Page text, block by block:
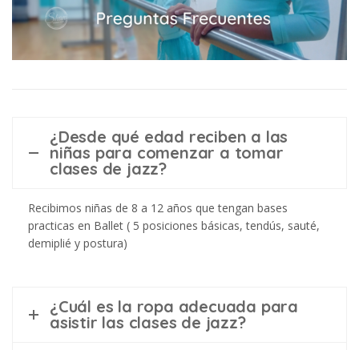
¿Desde qué edad reciben a las
niñas para comenzar a tomar
clases de jazz?
Recibimos niñas de 8 a 12 años que tengan bases
practicas en Ballet ( 5 posiciones básicas, tendús, sauté,
demiplié y postura)
¿Cuál es la ropa adecuada para
asistir las clases de jazz?